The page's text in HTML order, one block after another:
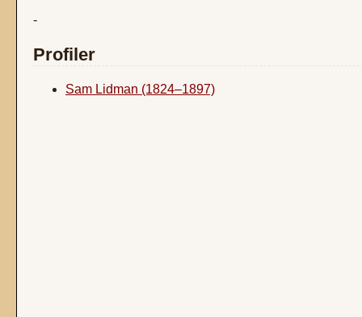
-
Profiler
Sam Lidman (1824–1897)